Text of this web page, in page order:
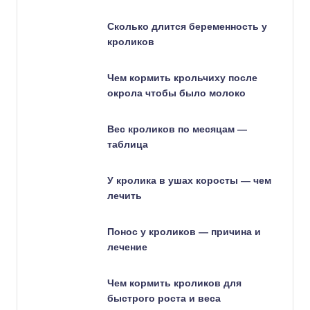
Сколько длится беременность у
кроликов
Чем кормить крольчиху после
окрола чтобы было молоко
Вес кроликов по месяцам —
таблица
У кролика в ушах коросты — чем
лечить
Понос у кроликов — причина и
лечение
Чем кормить кроликов для
быстрого роста и веса